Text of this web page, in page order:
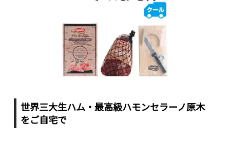
世界三大生ハム・最高級ハモンセラーノ原木
をご自宅で